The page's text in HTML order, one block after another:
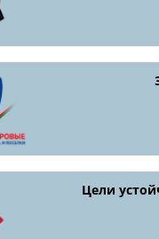
Цели